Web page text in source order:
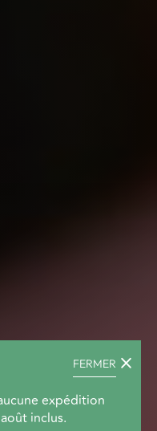
FERMER
expédition
inclus.